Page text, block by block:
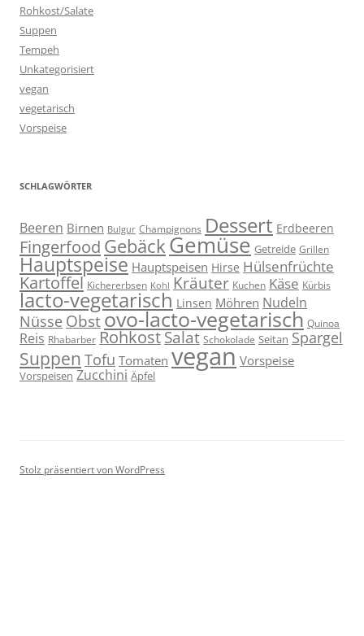
Rohkost/Salate
Suppen
Tempeh
Unkategorisiert
vegan
vegetarisch
Vorspeise
SCHLAGWÖRTER
Beeren Birnen Bulgur Champignons Dessert Erdbeeren
Fingerfood Gebäck Gemüse Getreide Grillen
Hauptspeise Hauptspeisen Hirse Hülsenfrüchte
Kartoffel Kichererbsen Kohl Kräuter Kuchen Käse Kürbis
lacto-vegetarisch Linsen Möhren Nudeln
Nüsse Obstovo-lacto-vegetarisch Quinoa
Reis Rhabarber Rohkost Salat Schokolade Seitan Spargel
Suppen Tofu Tomaten vegan Vorspeise
Vorspeisen Zucchini Äpfel
Stolz präsentiert von WordPress